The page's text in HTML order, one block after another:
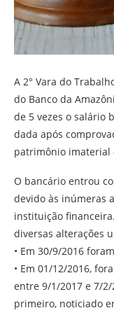
A 2° Vara do
do Banco da
de 5 vezes o salário
dada após
patrimônio imaterial
O bancário entrou
devido às inúmeras
instituição
diversas alterações
• Em 30/9/2016
• Em 01/12/2016,
entre 9/1/2017 e 7/2/
primeiro, noticiado